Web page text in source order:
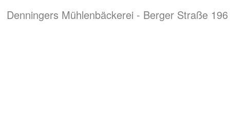
Denningers Mühlenbäckerei - Berger Straße